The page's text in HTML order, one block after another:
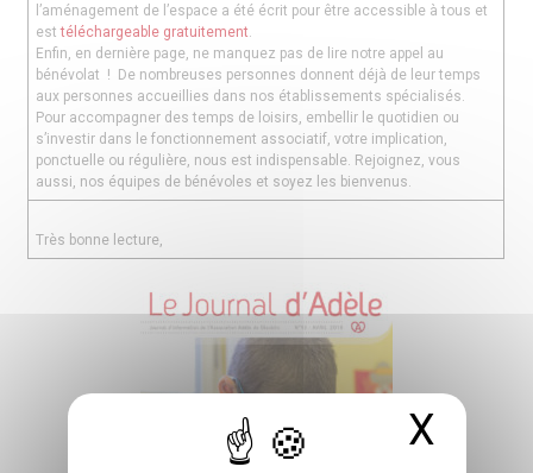
X
l’aménagement de l’espace a été écrit pour être accessible à tous et
esttéléchargeable gratuitement.
Enfin, en dernière page, ne manquez pas de lire notre appel au
bénévolat ! De nombreuses personnes donnent déjà de leur temps
aux personnes accueillies dans nos établissements spécialisés.
Pour accompagner des temps de loisirs, embellir le quotidien ou
s’investir dans le fonctionnement associatif, votre implication,
ponctuelle ou régulière, nous est indispensable. Rejoignez, vous
aussi, nos équipes de bénévoles et soyez les bienvenus.
Très bonne lecture,